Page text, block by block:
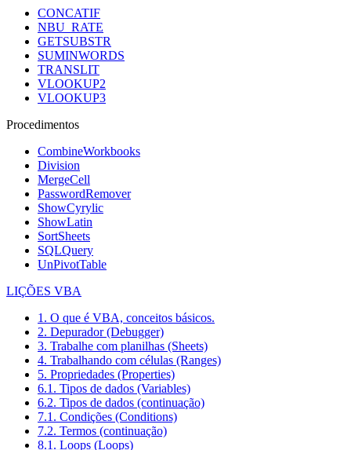
CONCATIF
NBU_RATE
GETSUBSTR
SUMINWORDS
TRANSLIT
VLOOKUP2
VLOOKUP3
Procedimentos
CombineWorkbooks
Division
MergeCell
PasswordRemover
ShowCyrylic
ShowLatin
SortSheets
SQLQuery
UnPivotTable
LIÇÕES VBA
1. O que é VBA, conceitos básicos.
2. Depurador (Debugger)
3. Trabalhe com planilhas (Sheets)
4. Trabalhando com células (Ranges)
5. Propriedades (Properties)
6.1. Tipos de dados (Variables)
6.2. Tipos de dados (continuação)
7.1. Condições (Conditions)
7.2. Termos (continuação)
8.1. Loops (Loops)